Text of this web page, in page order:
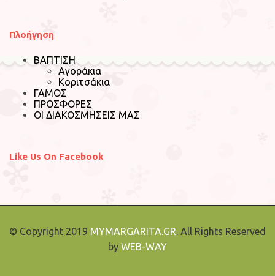
Πλοήγηση
ΒΑΠΤΙΣΗ
Αγοράκια
Κοριτσάκια
ΓΑΜΟΣ
ΠΡΟΣΦΟΡΕΣ
ΟΙ ΔΙΑΚΟΣΜΗΣΕΙΣ ΜΑΣ
Like Us On Facebook
© Copyright 2019 MYMARGARITA.GR. All Rights Reserved
by WEB-WAY